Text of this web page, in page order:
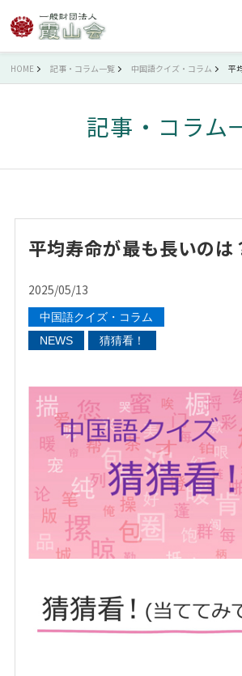
HOME 記事・コラム一覧 中国語クイズ・コラム 平
記事・コラム
平均寿命が最も長いのは
2025/05/13
中国語クイズ・コラム
NEWS
猜猜看！